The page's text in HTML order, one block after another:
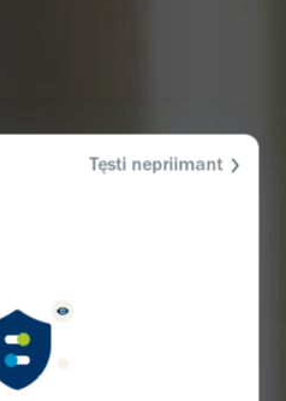
Tęsti nepriimant